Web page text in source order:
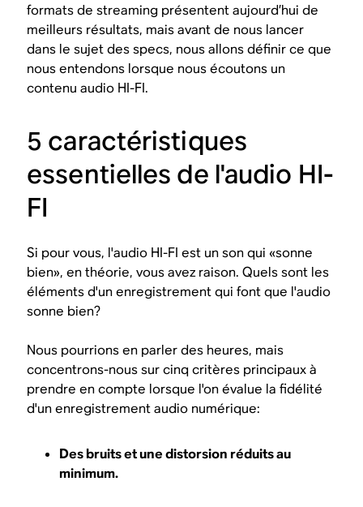
formats de streaming présentent aujourd’hui de
meilleurs résultats, mais avant de nous lancer
dans le sujet des specs, nous allons définir ce que
nousentendons lorsque nous écoutons un
contenu audio HI-FI.
5 caractéristiques
essentielles de l'audio HI-
FI
Si pour vous, l'audio HI-FI est un son qui «sonne
bien», en théorie, vous avez raison. Quels sont les
éléments d'un enregistrement qui font que l'audio
sonne bien?
Nous pourrions en parler des heures, mais
concentrons-nous sur cinq critères principaux à
prendre en compte lorsque l'on évalue la fidélité
d'un enregistrement audio numérique:
Des bruits et une distorsion réduits au
minimum.